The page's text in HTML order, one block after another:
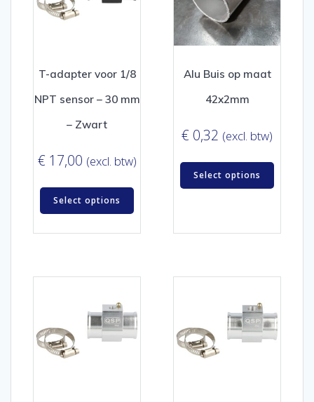
T-adapter voor 1/8
NPT sensor – 30 mm
– Zwart
€ 17,00 (excl. btw)
Select options
Alu Buis op maat
42x2mm
€ 0,32 (excl. btw)
Select options